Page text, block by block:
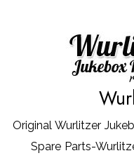
Original Wurlitzer
Spare Parts-